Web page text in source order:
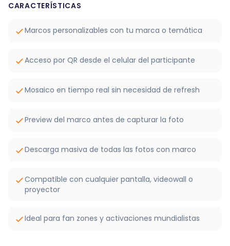
CARACTERÍSTICAS
Marcos personalizables con tu marca o temática
Acceso por QR desde el celular del participante
Mosaico en tiempo real sin necesidad de refresh
Preview del marco antes de capturar la foto
Descarga masiva de todas las fotos con marco
Compatible con cualquier pantalla, videowall o
proyector
Ideal para fan zones y activaciones mundialistas